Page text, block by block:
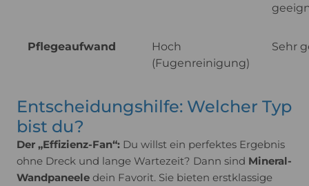
Pflegeaufwand
Hoch
(Fugenreinigung)
Sehr
Entscheidungshilfe: Welcher Typ
bist du?
Der „Effizienz-Fan“: Du willst ein perfektes Ergebnis
ohne Dreck und lange Wartezeit? Dann sind Mineral-
Wandpaneele dein Favorit. Sie bieten erstklassige